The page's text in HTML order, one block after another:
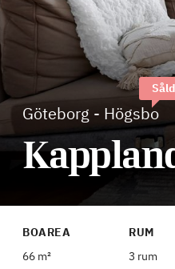
Göteborg - Högsbo
Såld
BOAREA
66 m²
RUM
3 rum